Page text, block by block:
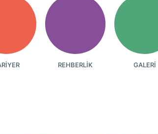
Aydınlatma Metni
’nde
şekilde aydınlatılmış ve
veriyorum.
REHBERLİK GALERİ